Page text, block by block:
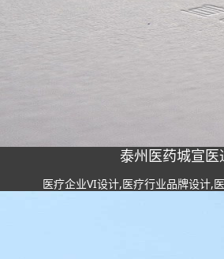
泰州医药城宣医
医疗企业VI设计,医疗行业品牌设计,